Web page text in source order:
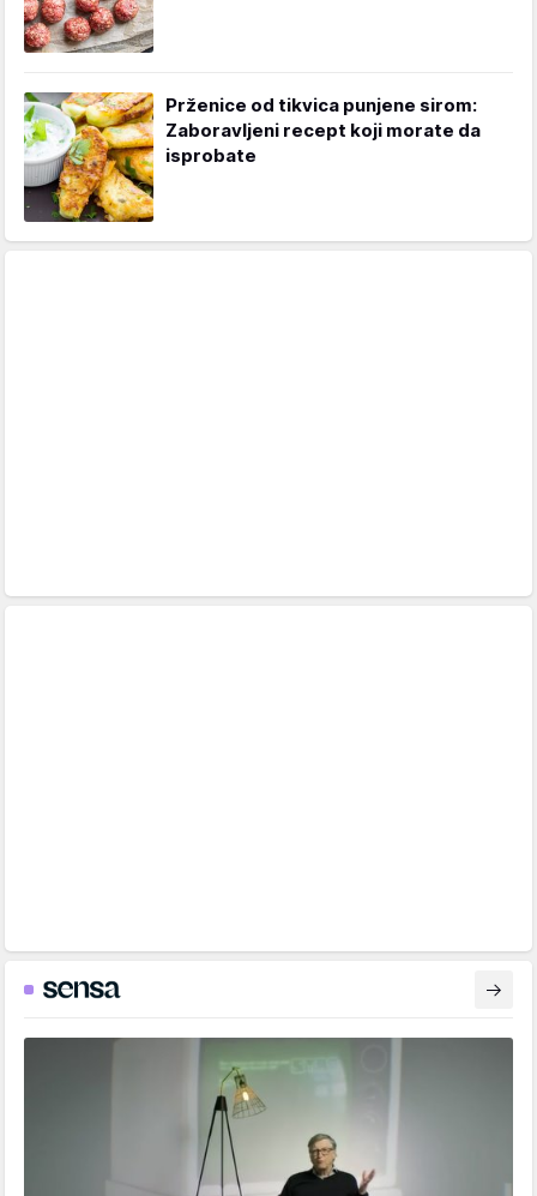
Prženice od tikvica punjene sirom:
Zaboravljeni recept koji morate da
isprobate